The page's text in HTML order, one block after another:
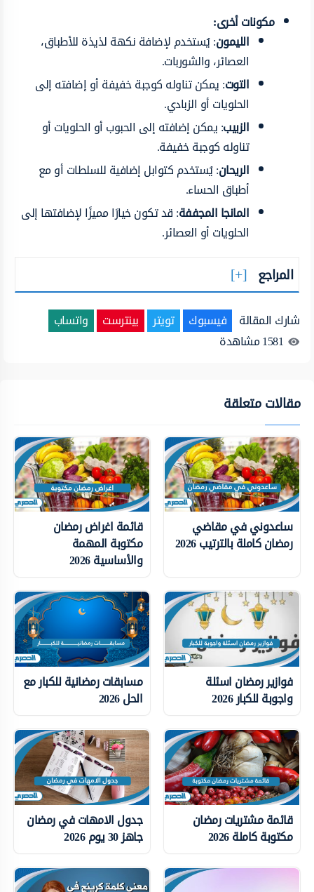
مكونات أخرى:
الليمون: يُستخدم لإضافة نكهة لذيذة للأطباق،
العصائر، والشوربات.
التوت: يمكن تناوله كوجبة خفيفة أو إضافته إلى
الحلويات أو الزبادي.
الزبيب: يمكن إضافته إلى الحبوب أو الحلويات أو
تناوله كوجبة خفيفة.
الريحان: يُستخدم كتوابل إضافية للسلطات أو مع
أطباق الحساء.
المانجا المجففة: قد تكون خيارًا مميزًا لإضافتها إلى
الحلويات أو العصائر.
المراجع
شارك المقالة فيسبوك تويتر بينترست
واتساب
1581مشاهدة
مقالات متعلقة
ساعدوني في مقاضي
رمضان كاملة بالترتيب 2026
قائمة اغراض رمضان
مكتوبة المهمة
والأساسية 2026
فوازير رمضان اسئلة
واجوبة للكبار 2026
مسابقات رمضانية للكبار مع
الحل 2026
قائمة مشتريات رمضان
مكتوبة كاملة 2026
جدول الامهات في رمضان
جاهز 30 يوم 2026